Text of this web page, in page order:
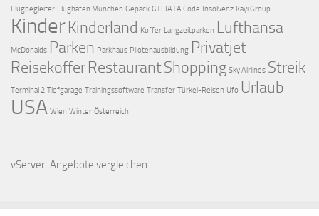
Flugbegleiter Flughafen München Gepäck GTI IATA Code Insolvenz Kayi Group
KinderKinderland Koffer Langzeitparken Lufthansa
McDonalds Parken Parkhaus Pilotenausbildung Privatjet
ReisekofferRestaurantShopping Sky Airlines Streik
Terminal 2 Tiefgarage Trainingssoftware Transfer Türkei-Reisen Ufo Urlaub
USA Wien Winter Österreich
vServer-Angebote vergleichen